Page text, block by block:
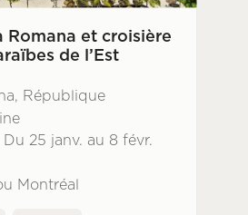
Romana et croisière
de l’Est
République
Du 25 janv. au 8 févr.
Montréal